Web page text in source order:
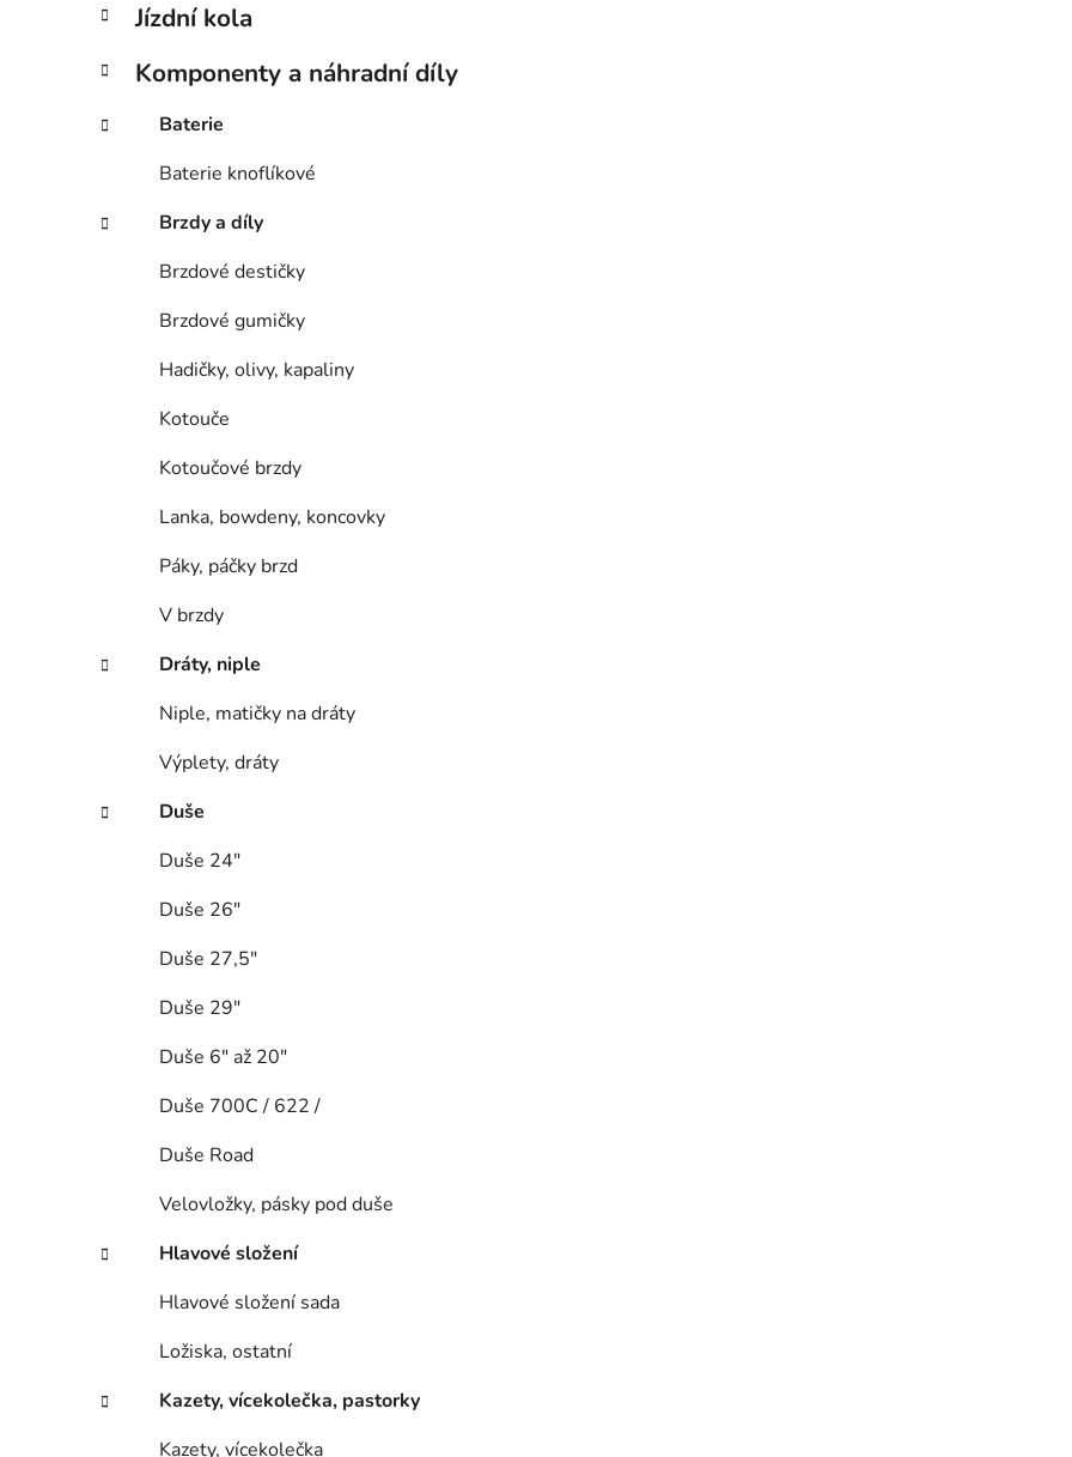
Jízdní kola
Komponenty a náhradní díly
Baterie
Baterie knoflíkové
Brzdy a díly
Brzdové destičky
Brzdové gumičky
Hadičky, olivy, kapaliny
Kotouče
Kotoučové brzdy
Lanka, bowdeny, koncovky
Páky, páčky brzd
V brzdy
Dráty, niple
Niple, matičky na dráty
Výplety, dráty
Duše
Duše 24"
Duše 26"
Duše 27,5"
Duše 29"
Duše 6" až 20"
Duše 700C / 622 /
Duše Road
Velovložky, pásky pod duše
Hlavové složení
Hlavové složení sada
Ložiska, ostatní
Kazety, vícekolečka, pastorky
Kazety, vícekolečka